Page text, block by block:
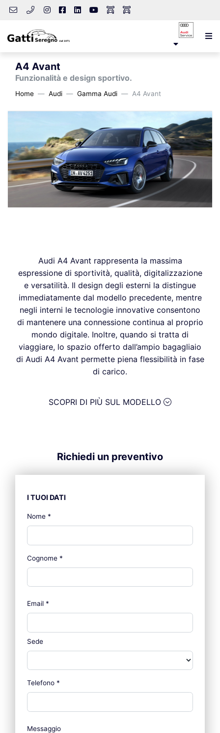
A4 Avant
Funzionalità e design sportivo.
Home Audi Gamma Audi A4 Avant
Audi A4 Avant rappresenta la massima
espressione di sportività, qualità, digitalizzazione
e versatilità. Il design degli esterni la distingue
immediatamente dal modello precedente, mentre
negli interni le tecnologie innovative consentono
di mantenere una connessione continua al proprio
mondo digitale. Inoltre, quando si tratta di
viaggiare, lo spazio offerto dall’ampio bagagliaio
di Audi A4 Avant permette piena flessibilità in fase
di carico.
SCOPRI DI PIÙ SUL MODELLO
Richiedi un preventivo
I TUOI DATI
Nome *
Cognome *
Email *
Sede
Telefono *
Messaggio